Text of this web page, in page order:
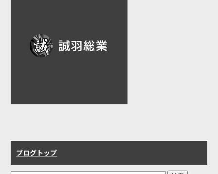
ブログトップ